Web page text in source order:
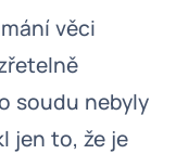
věci
soudu nebyly
jen to, že je